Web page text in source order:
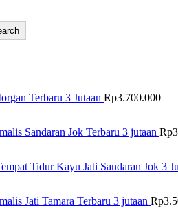
Terbaru 3 Jutaan Rp3.700.000
Sandaran Jok Terbaru 3 jutaan Rp
Tidur Kayu Jati Sandaran Jok 3
Jati Tamara Terbaru 3 jutaan Rp